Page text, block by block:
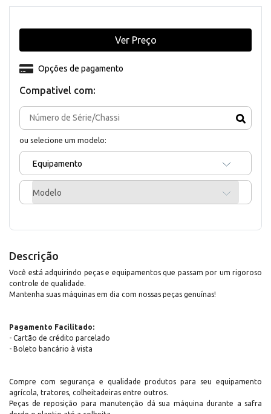
Compativel com:
ou selecione um modelo:
Equipamento
Modelo
Opções de pagamento
Ver Preço
Descrição
Você está adquirindo peças e equipamentos que passam por um rigoroso
controle de qualidade.
Mantenha suas máquinas em dia com nossas peças genuínas!
Pagamento Facilitado:
- Cartão de crédito parcelado
- Boleto bancário à vista
Compre com segurança e qualidade produtos para seu equipamento
agrícola, tratores, colheitadeiras entre outros.
Peças de reposição para manutenção dá sua máquina durante a safra